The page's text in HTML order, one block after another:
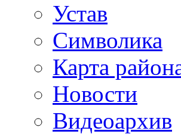
Устав
Символика
Карта
Новости
Видеоархив